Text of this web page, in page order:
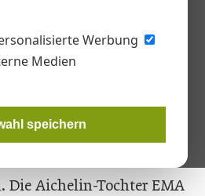
Werbung
Medien
speichern
größten
Jangtse-Fluss in der
Schiffe mit einer
zu 3.000 Tonnen den
binnen einer
Die Aichelin-Tochter EMA